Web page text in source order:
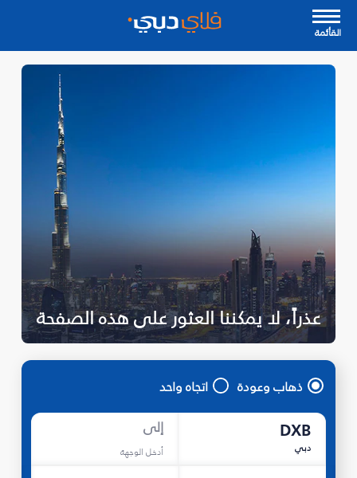
القأئمة
عذراً، لا يمكننا العثور على هذه الصفحة
ذهاب وعودة اتجاه واحد
DXB
دبي
إلى
أدخل الوجهة